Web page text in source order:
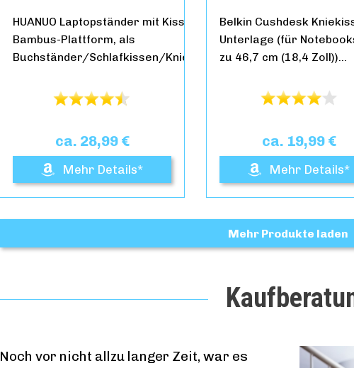
HUANUO Laptopständer mit Kissen und
Bambus-Plattform, als
Buchständer/Schlafkissen/Knieschreibtisch…
ca. 28,99 €
Mehr Details*
Belkin Cushdesk
Unterlage (für
zu 46,7 cm (18,4 Zoll))…
ca. 19,99 €
Mehr Details*
Mehr Produkte laden
Noch vor nicht allzu langer Zeit, war es